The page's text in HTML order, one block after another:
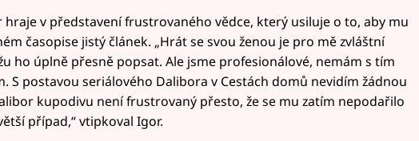
hraje v představení frustrovaného vědce, který usiluje o to, aby mu
časopise jistý článek. „Hrát se svou ženou je pro mě zvláštní
ho úplně přesně popsat. Ale jsme profesionálové, nemám s tím
S postavou seriálového Dalibora v Cestách domů nevidím žádnou
kupodivu není frustrovaný přesto, že se mu zatím nepodařilo
případ,“ vtipkoval Igor.